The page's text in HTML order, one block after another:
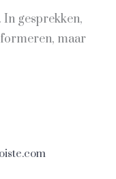
gesprekken,
maar